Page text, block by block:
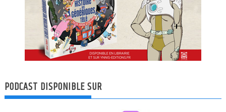
PODCAST DISPONIBLE SUR